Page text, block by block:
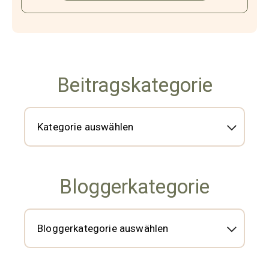
Beitragskategorie
Bloggerkategorie